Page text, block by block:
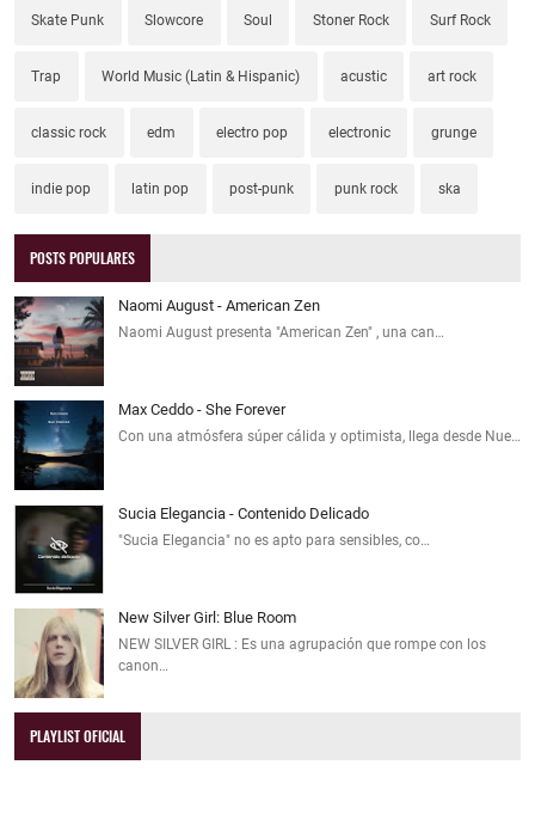
Skate Punk Slowcore Soul Stoner Rock Surf Rock
Trap World Music (Latin & Hispanic) acustic art rock
classic rock edm electro pop electronic grunge
indie pop latin pop post-punk punk rock ska
POSTS POPULARES
Naomi August - American Zen
Naomi August presenta "American Zen" , una can…
Max Ceddo - She Forever
Con una atmósfera súper cálida y optimista, llega desde Nue…
Sucia Elegancia - Contenido Delicado
"Sucia Elegancia" no es apto para sensibles, co…
New Silver Girl: Blue Room
NEW SILVER GIRL : Es una agrupación que rompe con los
canon…
PLAYLIST OFICIAL